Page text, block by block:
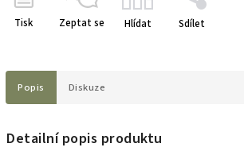
Tisk Zeptat se Hlídat Sdílet
Popis Diskuze
Detailní popis produktu